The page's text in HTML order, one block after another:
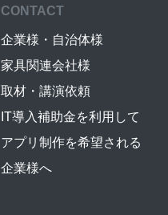
CONTACT
企業様・自治体様
家具関連会社様
取材・講演依頼
IT導入補助金を利用して
アプリ制作を希望される
企業様へ